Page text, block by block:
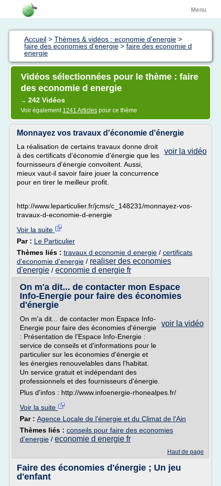
Menu
Accueil > Thèmes & vidéos : economie d'energie >
faire des economies d'energie > faire des economie d
energie
Vidéos sélectionnées pour le thème : faire
des economie d energie
→ 242 Vidéos
Voir également 1241 Articles pour ce thème
Monnayez vos travaux d'économie d'énergie
voir la vidéo
La réalisation de certains travaux donne droit
à des certificats d'économie d'énergie que les
fournisseurs d'énergie convoitent. Aussi,
mieux vaut-il savoir faire jouer la concurrence
pour en tirer le meilleur profit.
http://www.leparticulier.fr/jcms/c_148231/monnayez-vos-
travaux-d-economie-d-energie
Voir la suite
Par : Le Particulier
Thèmes liés : travaux d economie d energie / certificats
d'economie d'energie / realiser des economies
d'energie / economie d energie fr
On m'a dit... de contacter mon Espace
Info-Energie pour faire des économies
d'énergie
voir la vidéo
On m'a dit... de contacter mon Espace Info-
Energie pour faire des économies d'énergie
: Présentation de l'Espace Info-Energie :
service de conseils et d'informations pour le
particulier sur les économies d'énergie et
les énergies renouvelables dans l'habitat.
Un service gratuit et indépendant des
professionnels et des fournisseurs d'énergie.
Plus d'infos : http://www.infoenergie-rhonealpes.fr/
Voir la suite
Par : Agence Locale de l'énergie et du Climat de l'Ain
Thèmes liés : conseils pour faire des economies
d'energie / economie d energie fr
Haut de page
Faire des économies d'énergie ; Un jeu
d'enfant